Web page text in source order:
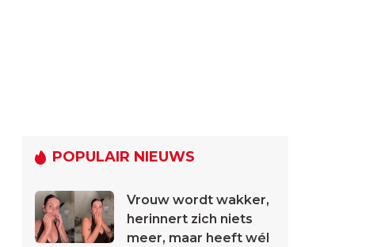
POPULAIR NIEUWS
Vrouw wordt wakker,
herinnert zich niets
meer, maar heeft wél